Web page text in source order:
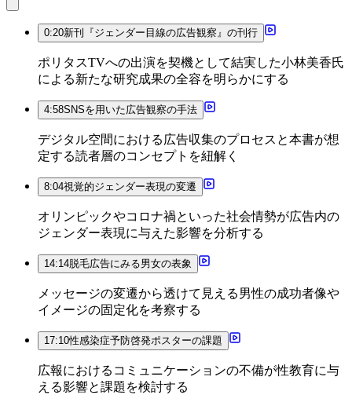
0:20新刊『ジェンダー目線の広告観察』の刊行
ポリタスTVへの出演を契機として結実した小林美香氏
による新たな研究成果の全容を明らかにする
4:58SNSを用いた広告観察の手法
デジタル空間における広告収集のプロセスと本書が想
定する読者層のコンセプトを紐解く
8:04視覚的ジェンダー表現の変遷
オリンピックやコロナ禍といった社会情勢が広告内の
ジェンダー表現に与えた影響を分析する
14:14脱毛広告にみる男女の表象
メッセージの変遷から透けて見える男性の成功者像や
イメージの固定化を考察する
17:10性感染症予防啓発ポスターの課題
広報におけるコミュニケーションの不備が性教育に与
える影響と課題を検討する